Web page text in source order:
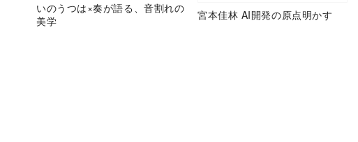
いのうつは×奏が語る、音割れの
美学
宮本佳林 AI開発の原点明かす